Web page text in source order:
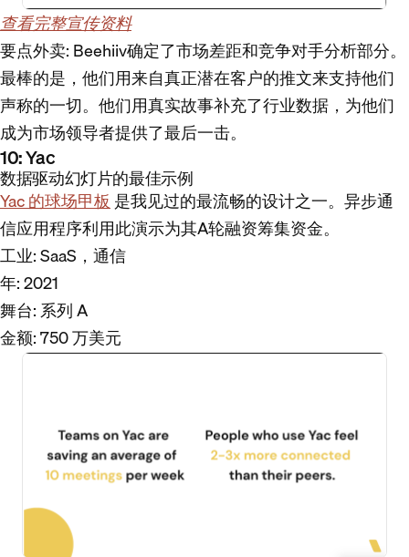
查看完整宣传资料
要点外卖: Beehiiv确定了市场差距和竞争对手分析部分。
最棒的是，他们用来自真正潜在客户的推文来支持他们
声称的一切。他们用真实故事补充了行业数据，为他们
成为市场领导者提供了最后一击。
10: Yac
数据驱动幻灯片的最佳示例
Yac 的球场甲板是我见过的最流畅的设计之一。异步通
信应用程序利用此演示为其A轮融资筹集资金。
工业: SaaS，通信
年: 2021
舞台: 系列 A
金额: 750 万美元